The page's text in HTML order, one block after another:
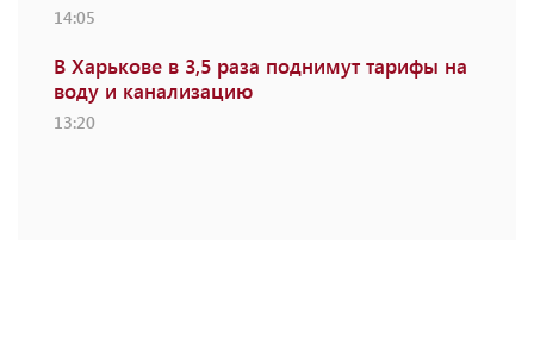
14:05
В Харькове в 3,5 раза поднимут тарифы на
воду и канализацию
13:20